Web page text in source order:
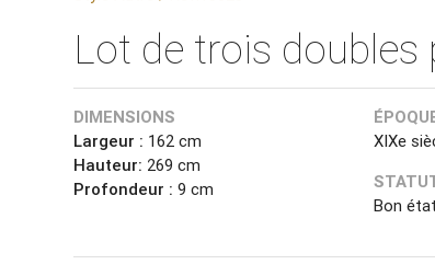
Lot de trois doubles
DIMENSIONS
Largeur : 162 cm
Hauteur: 269 cm
Profondeur : 9 cm
XIXe
Bon